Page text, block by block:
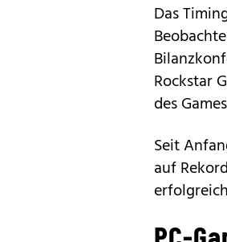
Das
Rockstar
des
Seit
auf